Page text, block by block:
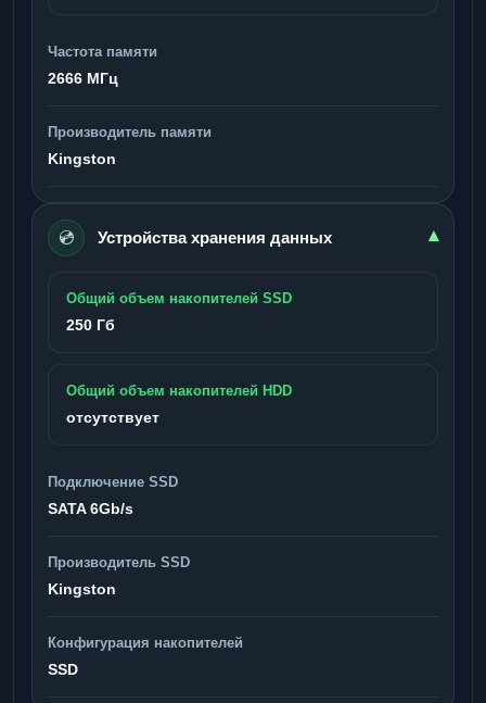
Частота памяти
2666 МГц
Производитель памяти
Kingston
💿 Устройства хранения данных ▾
Общий объем накопителей SSD
250 Гб
Общий объем накопителей HDD
отсутствует
Подключение SSD
SATA 6Gb/s
Производитель SSD
Kingston
Конфигурация накопителей
SSD